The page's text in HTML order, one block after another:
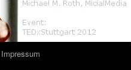
Impressum